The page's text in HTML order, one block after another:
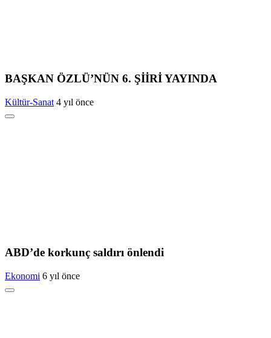
BAŞKAN ÖZLÜ’NÜN 6. ŞİİRİ YAYINDA
Kültür-Sanat 4 yıl önce
ABD’de korkunç saldırı önlendi
Ekonomi 6 yıl önce